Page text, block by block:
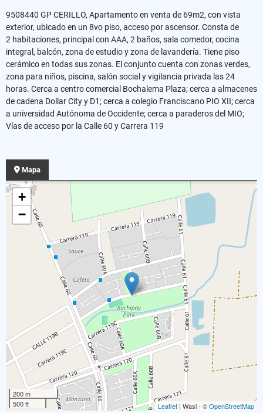
9508440 GP CERILLO, Apartamento en venta de 69m2, con vista
exterior, ubicado en un 8vo piso, acceso por ascensor. Consta de
2 habitaciones, principal con AAA, 2 baños, sala comedor, cocina
integral, balcón, zona de estudio y zona de lavandería. Tiene piso
cerámico en todas sus zonas. El conjunto cuenta con zonas verdes,
zona para niños, piscina, salón social y vigilancia privada las 24
horas. Cerca a centro comercial Bochalema Plaza; cerca a almacenes
de cadena Dollar City y D1; cerca a colegio Franciscano PIO XII; cerca
a universidad Autónoma de Occidente; cerca a paraderos del MIO;
Vías de acceso por la Calle 60 y Carrera 119
Mapa
+
−
200 m
500 ft
Leaflet | Wasi - ©OpenStreetMap